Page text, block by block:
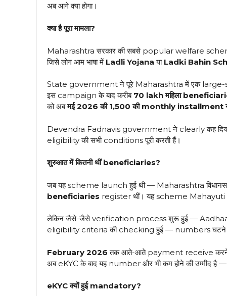
अब आगे क्या होगा।
क्या है पूरा मामला?
Maharashtra सरकार की सबसे popular welfare
जिसे लोग आम भाषा में Ladli Yojana या Ladki Bahin
State government ने पूरे Maharashtra में एक large-
इस campaign के बाद करीब 70 lakh महिला
को अबमई 2026 की ₹1,500 की monthly installment
Devendra Fadnavis government ने clearly कह दिया
eligibility की सभी conditions पूरी करती हैं।
शुरुआत में कितनी थीं beneficiaries?
जब यह scheme launch हुई थी — Maharashtra
beneficiaries register थीं। यह scheme
लेकिन जैसे-जैसे verification process शुरू हुई —
eligibility criteria की checking हुई — numbers घटने
February 2026 तक आते-आते payment receive करने
अब eKYC के बाद यह number और भी कम होने की उम्मीद है —
eKYC क्यों हुई mandatory?